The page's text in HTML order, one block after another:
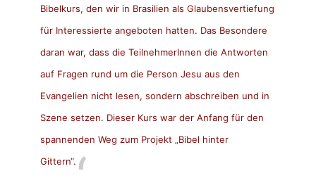
Bibelkurs, den wir in Brasilien als Glaubensvertiefung
für Interessierte angeboten hatten. Das Besondere
daran war, dass die TeilnehmerInnen die Antworten
auf Fragen rund um die Person Jesu aus den
Evangelien nicht lesen, sondern abschreiben und in
Szene setzen. Dieser Kurs war der Anfang für den
spannenden Weg zum Projekt „Bibel hinter
Gittern“.